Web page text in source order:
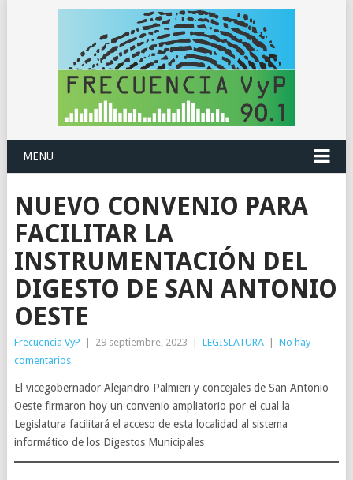
MENU
NUEVO CONVENIO PARA
FACILITAR LA
INSTRUMENTACIÓN DEL
DIGESTO DE SAN ANTONIO
OESTE
Frecuencia VyP 29 septiembre, 2023 LEGISLATURA
No hay
comentarios
El vicegobernador Alejandro Palmieri y concejales de San Antonio
Oeste firmaron hoy un convenio ampliatorio por el cual la
Legislatura facilitará el acceso de esta localidad al sistema
informático de los Digestos Municipales